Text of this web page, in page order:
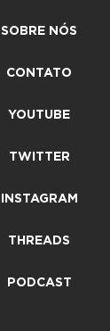
SOBRE NÓS
CONTATO
YOUTUBE
TWITTER
INSTAGRAM
THREADS
PODCAST